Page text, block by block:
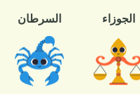
الجوزاء السرطان